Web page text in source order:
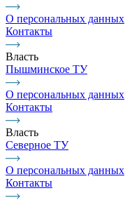
О персональных данных
Контакты
Власть
Пышминское ТУ
О персональных данных
Контакты
Власть
Северное ТУ
О персональных данных
Контакты